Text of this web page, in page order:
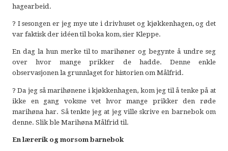
hagearbeid.
? I sesongen er jeg mye ute i drivhuset og kjøkkenhagen, og det
var faktisk der idéen til boka kom, sier Kleppe.
En dag la hun merke til to marihøner og begynte å undre seg
over hvor mange prikker de hadde. Denne enkle
observasjonen la grunnlaget for historien om Målfrid.
? Da jeg så marihønene i kjøkkenhagen, kom jeg til å tenke på at
ikke en gang voksne vet hvor mange prikker den røde
marihøna har. Så tenkte jeg at jeg ville skrive en barnebok om
denne. Slik ble Marihøna Målfrid til.
En lærerik og morsom barnebok